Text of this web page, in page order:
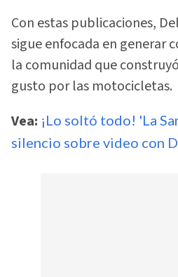
Con estas publicaciones,
sigue enfocada en generar
la comunidad que
gusto por las motocicletas.
Vea: ¡Lo soltó todo! 'La
silencio sobre video con